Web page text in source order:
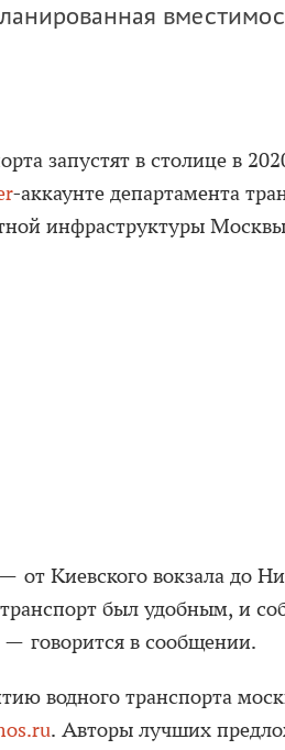
запустят в столице в
-аккаунте департамента
инфраструктуры
от Киевского вокзала до
был удобным, и
— говорится в сообщении.
водного транспорта
. Авторы лучших